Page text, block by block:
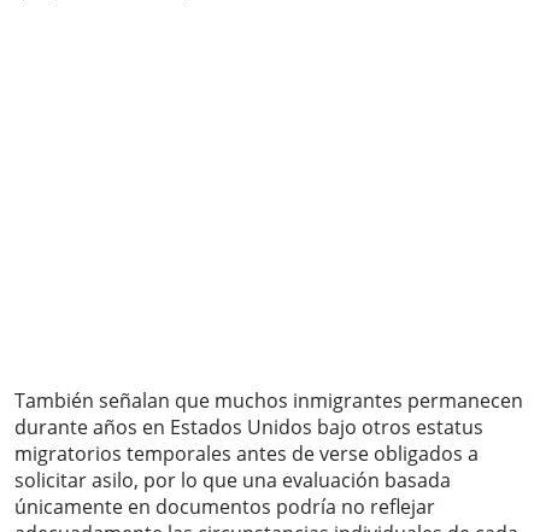
También señalan que muchos inmigrantes permanecen
durante años en Estados Unidos bajo otros estatus
migratorios temporales antes de verse obligados a
solicitar asilo, por lo que una evaluación basada
únicamente en documentos podría no reflejar